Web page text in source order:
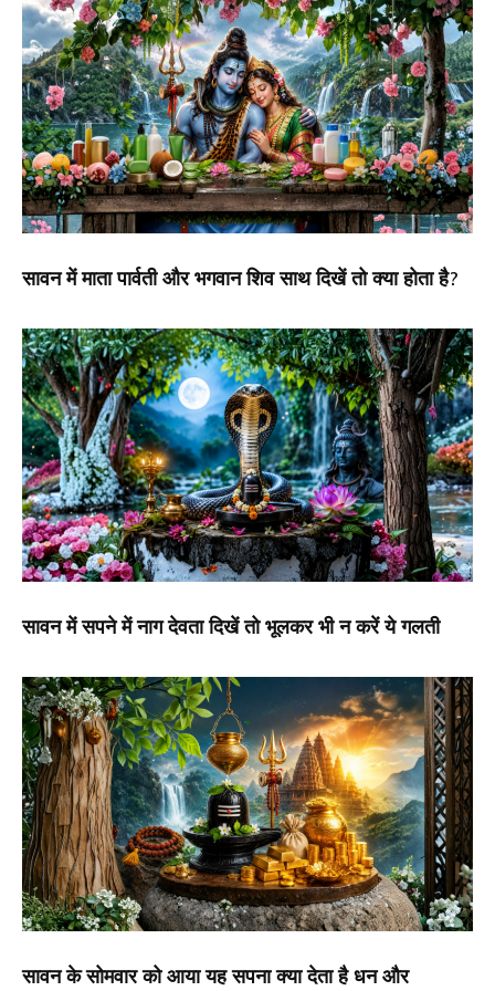
सावन में माता पार्वती और भगवान शिव साथ दिखें तो क्या होता है?
सावन में सपने में नाग देवता दिखें तो भूलकर भी न करें ये गलती
सावन के सोमवार को आया यह सपना क्या देता है धन और